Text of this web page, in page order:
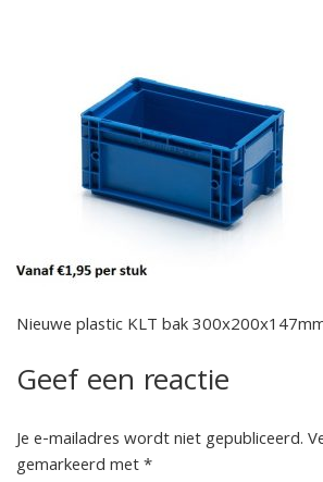
Nieuwe plastic KLT bak
Geef een reactie
Je e-mailadres wordt niet gepubliceerd.
gemarkeerd met*